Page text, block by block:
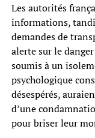
Les autorités
informations,
demandes de
alerte sur le
soumis à un
psychologique
désespérés,
d’une
pour briser leur